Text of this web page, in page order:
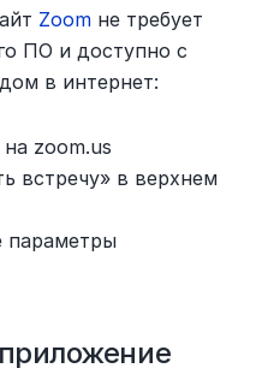
Zoom не требует
ПО и доступно с
в интернет:
zoom.us
встречу» в верхнем
параметры